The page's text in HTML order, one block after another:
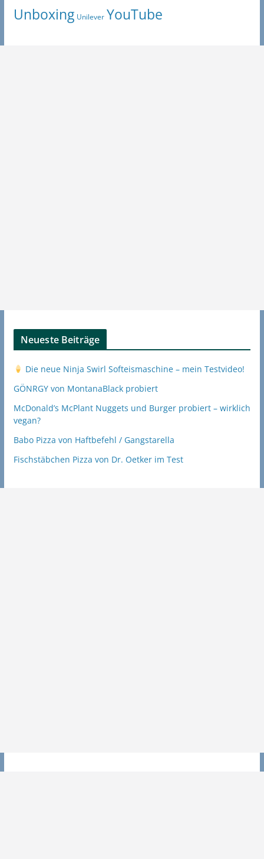
Unboxing Unilever YouTube
Neueste Beiträge
Die neue Ninja Swirl Softeismaschine – mein Testvideo!
GÖNRGY von MontanaBlack probiert
McDonald’s McPlant Nuggets und Burger probiert – wirklich
vegan?
Babo Pizza von Haftbefehl / Gangstarella
Fischstäbchen Pizza von Dr. Oetker im Test